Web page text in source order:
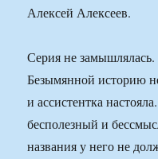
Алексей Алексеев.
Серия не
Безымянной историю
и ассистентка
бесполезный и
названия у него не